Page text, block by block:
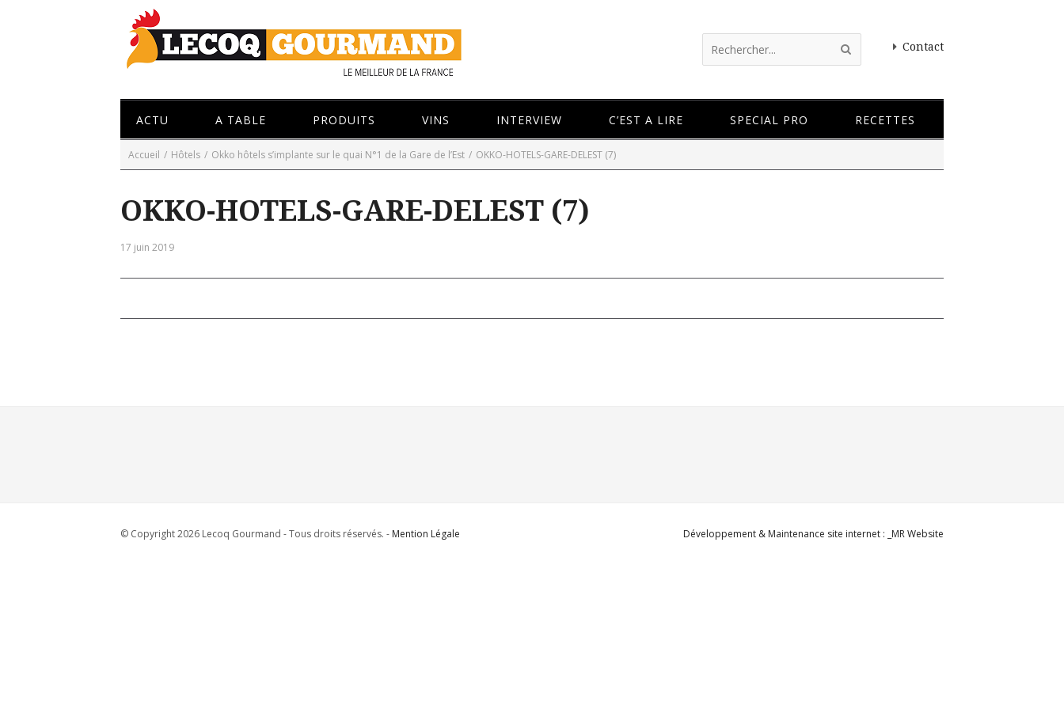
Contact
ACTU A TABLE PRODUITS VINS INTERVIEW C’EST A LIRE SPECIAL PRO RECETTES
Accueil / Hôtels / Okko hôtels s’implante sur le quai N°1 de la Gare de l’Est / OKKO-HOTELS-GARE-DELEST (7)
OKKO-HOTELS-GARE-DELEST (7)
17 juin 2019
© Copyright 2026 Lecoq Gourmand - Tous droits réservés. - Mention Légale Développement & Maintenance site internet : _MR Website